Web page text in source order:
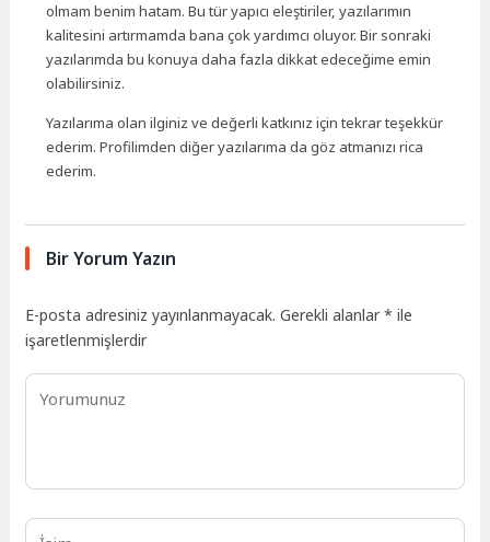
olmam benim hatam. Bu tür yapıcı eleştiriler, yazılarımın
kalitesini artırmamda bana çok yardımcı oluyor. Bir sonraki
yazılarımda bu konuya daha fazla dikkat edeceğime emin
olabilirsiniz.
Yazılarıma olan ilginiz ve değerli katkınız için tekrar teşekkür
ederim. Profilimden diğer yazılarıma da göz atmanızı rica
ederim.
Bir Yorum Yazın
E-posta adresiniz yayınlanmayacak. Gerekli alanlar* ile
işaretlenmişlerdir